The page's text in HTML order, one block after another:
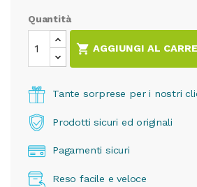
Quantità
 AGGIUNGI AL
Tante sorprese per i nostri
Prodotti sicuri ed originali
Pagamenti sicuri
Reso facile e veloce